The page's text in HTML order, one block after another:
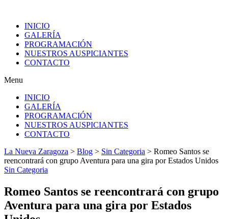
INICIO
GALERÍA
PROGRAMACIÓN
NUESTROS AUSPICIANTES
CONTACTO
Menu
INICIO
GALERÍA
PROGRAMACIÓN
NUESTROS AUSPICIANTES
CONTACTO
La Nueva Zaragoza > Blog > Sin Categoria > Romeo Santos se
reencontrará con grupo Aventura para una gira por Estados Unidos
Sin Categoria
Romeo Santos se reencontrará con grupo
Aventura para una gira por Estados